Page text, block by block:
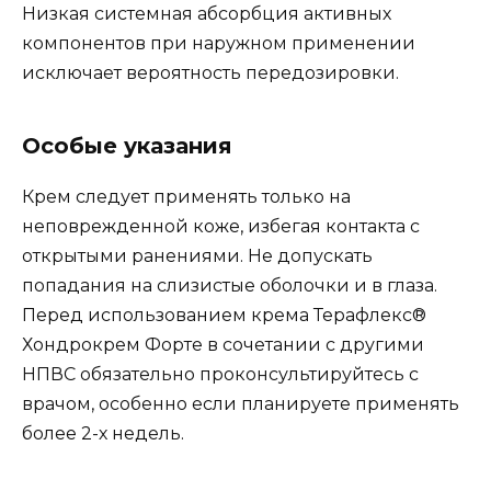
Низкая системная абсорбция активных
компонентов при наружном применении
исключает вероятность передозировки.
Особые указания
Крем следует применять только на
неповрежденной коже, избегая контакта с
открытыми ранениями. Не допускать
попадания на слизистые оболочки и в глаза.
Перед использованием крема Терафлекс®
Хондрокрем Форте в сочетании с другими
НПВС обязательно проконсультируйтесь с
врачом, особенно если планируете применять
более 2-х недель.